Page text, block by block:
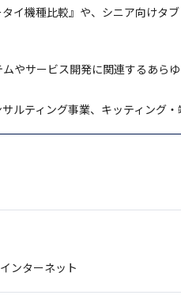
イ機種比較』や、シニア向けタ
やサービス開発に関連するあら
ルティング事業、キッティング
ンターネット